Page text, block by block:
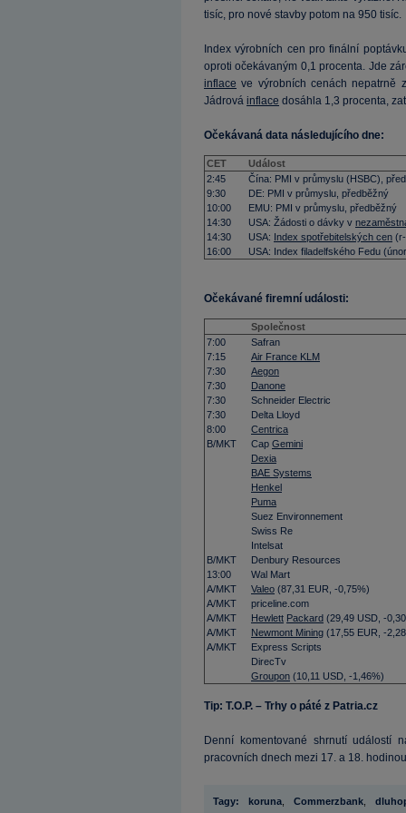
tisíc, pro nové stavby potom na 950 tisíc.
Index výrobních cen pro finální
oproti očekávaným 0,1 procenta. Jde
inflace ve výrobních cenách nepatrně
Jádrová inflace dosáhla 1,3 procenta,
Očekávaná data následujícího dne:
CET
Událost
2:45
Čína: PMI v průmyslu (HSBC),
9:30
DE: PMI v průmyslu, předběžný
10:00
EMU: PMI v průmyslu, předběžný
14:30
USA: Žádosti o dávky v
14:30
USA: Index spotřebitelských cen
16:00
USA: Index filadelfského Fedu
Očekávané firemní události:
Společnost
7:00
Safran
7:15
Air France KLM
7:30
Aegon
7:30
Danone
7:30
Schneider Electric
7:30
Delta Lloyd
8:00
Centrica
B/MKT
Cap Gemini
Dexia
BAE Systems
Henkel
Puma
Suez Environnement
Swiss Re
Intelsat
B/MKT
Denbury Resources
13:00
Wal Mart
A/MKT
Valeo (87,31 EUR, -0,75%)
A/MKT
priceline.com
A/MKT
Hewlett Packard (29,49 USD, -
A/MKT
Newmont Mining (17,55 EUR, -
A/MKT
Express Scripts
DirecTv
Groupon (10,11 USD, -1,46%)
Tip: T.O.P. – Trhy o páté z Patria.cz
Denní komentované shrnutí
pracovních dnech mezi 17. a 18.
Tagy: koruna Commerzbank